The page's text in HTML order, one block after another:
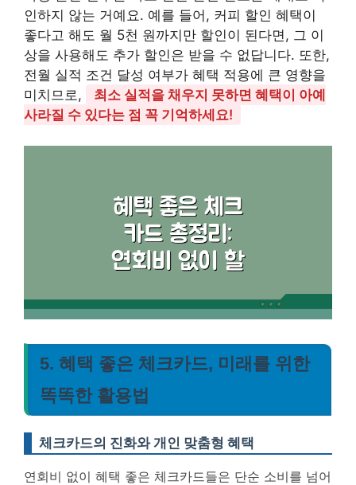
인하지 않는 거예요. 예를 들어, 커피 할인 혜택이
좋다고 해도 월 5천 원까지만 할인이 된다면, 그 이
상을 사용해도 추가 할인은 받을 수 없답니다. 또한,
전월 실적 조건 달성 여부가 혜택 적용에 큰 영향을
미치므로,
최소 실적을 채우지 못하면 혜택이 아예
사라질 수 있다는 점 꼭 기억하세요!
5. 혜택 좋은 체크카드, 미래를 위한
똑똑한 활용법
체크카드의 진화와 개인 맞춤형 혜택
연회비 없이 혜택 좋은 체크카드들은 단순 소비를 넘어